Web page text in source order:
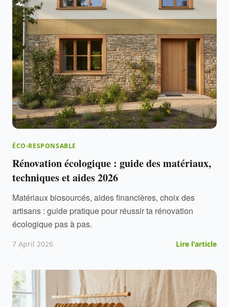
ÉCO-RESPONSABLE
Rénovation écologique : guide des matériaux,
techniques et aides 2026
Matériaux biosourcés, aides financières, choix des
artisans : guide pratique pour réussir ta rénovation
écologique pas à pas.
7 April 2026 Lire l'article